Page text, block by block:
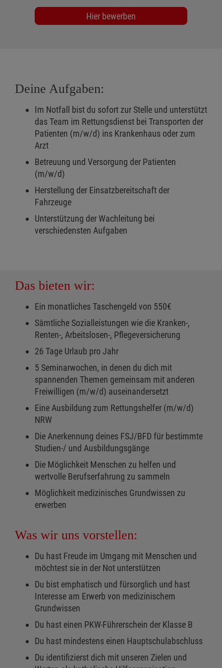
Hier bewerben
Deine Aufgaben:
Im Notfall bist du sofort zur Stelle und unterstützt
das Team im Rettungsdienst bei Transporten der
Patienten (m/w/d) ins Krankenhaus oder zum
Arzt
Betreuung und Versorgung der Patienten
(m/w/d)
Herstellung der Einsatzbereitschaft der
Fahrzeuge
Unterstützung der Wachleitung bei
verschiedensten Aufgaben
Das bieten wir:
Ein monatliches Taschengeld von 550€
Sämtliche Sozialleistungen wie die Kranken-,
Renten-, Arbeitslosen-, Pflegeversicherung
26 Tage Urlaub pro Jahr
5 Seminarwochen, in denen du dich mit
spannenden Themen gemeinsam mit anderen
Freiwilligen (m/w/d) auseinandersetzt
Eine Ausbildung zum Rettungshelfer (m/w/d)
NRW
Die Anerkennung deines FSJ/BFD für bestimmte
Studien-/ und Ausbildungsgänge
Die Möglichkeit Menschen zu helfen und
wertvolle Berufserfahrung zu sammeln
Möglichkeit medizinisches Grundwissen zu
erwerben
Was wir uns vorstellen:
Du hast Freude im Umgang mit Menschen und
möchtest sie in der Not unterstützen
Du bist emphatisch und fürsorglich und hast
Interesse am Erwerb von medizinischem
Grundwissen
Du hast einen PKW-Führerschein der Klasse B
Du hast mindestens einen Hauptschulabschluss
Du identifizierst dich mit unseren Zielen und